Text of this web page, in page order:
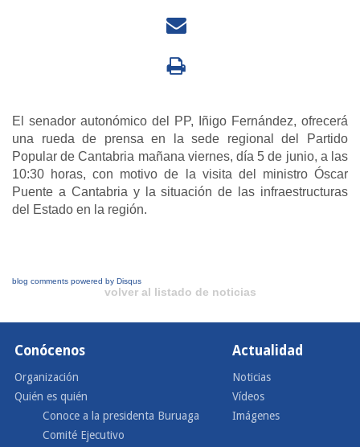
El senador autonómico del PP, Iñigo Fernández, ofrecerá
una rueda de prensa en la sede regional del Partido
Popular de Cantabria mañana viernes, día 5 de junio, a las
10:30 horas, con motivo de la visita del ministro Óscar
Puente a Cantabria y la situación de las infraestructuras
del Estado en la región.
blog comments powered by Disqus
volver al listado de noticias
Conócenos
Organización
Quién es quién
Conoce a la presidenta Buruaga
Comité Ejecutivo
Actualidad
Noticias
Vídeos
Imágenes